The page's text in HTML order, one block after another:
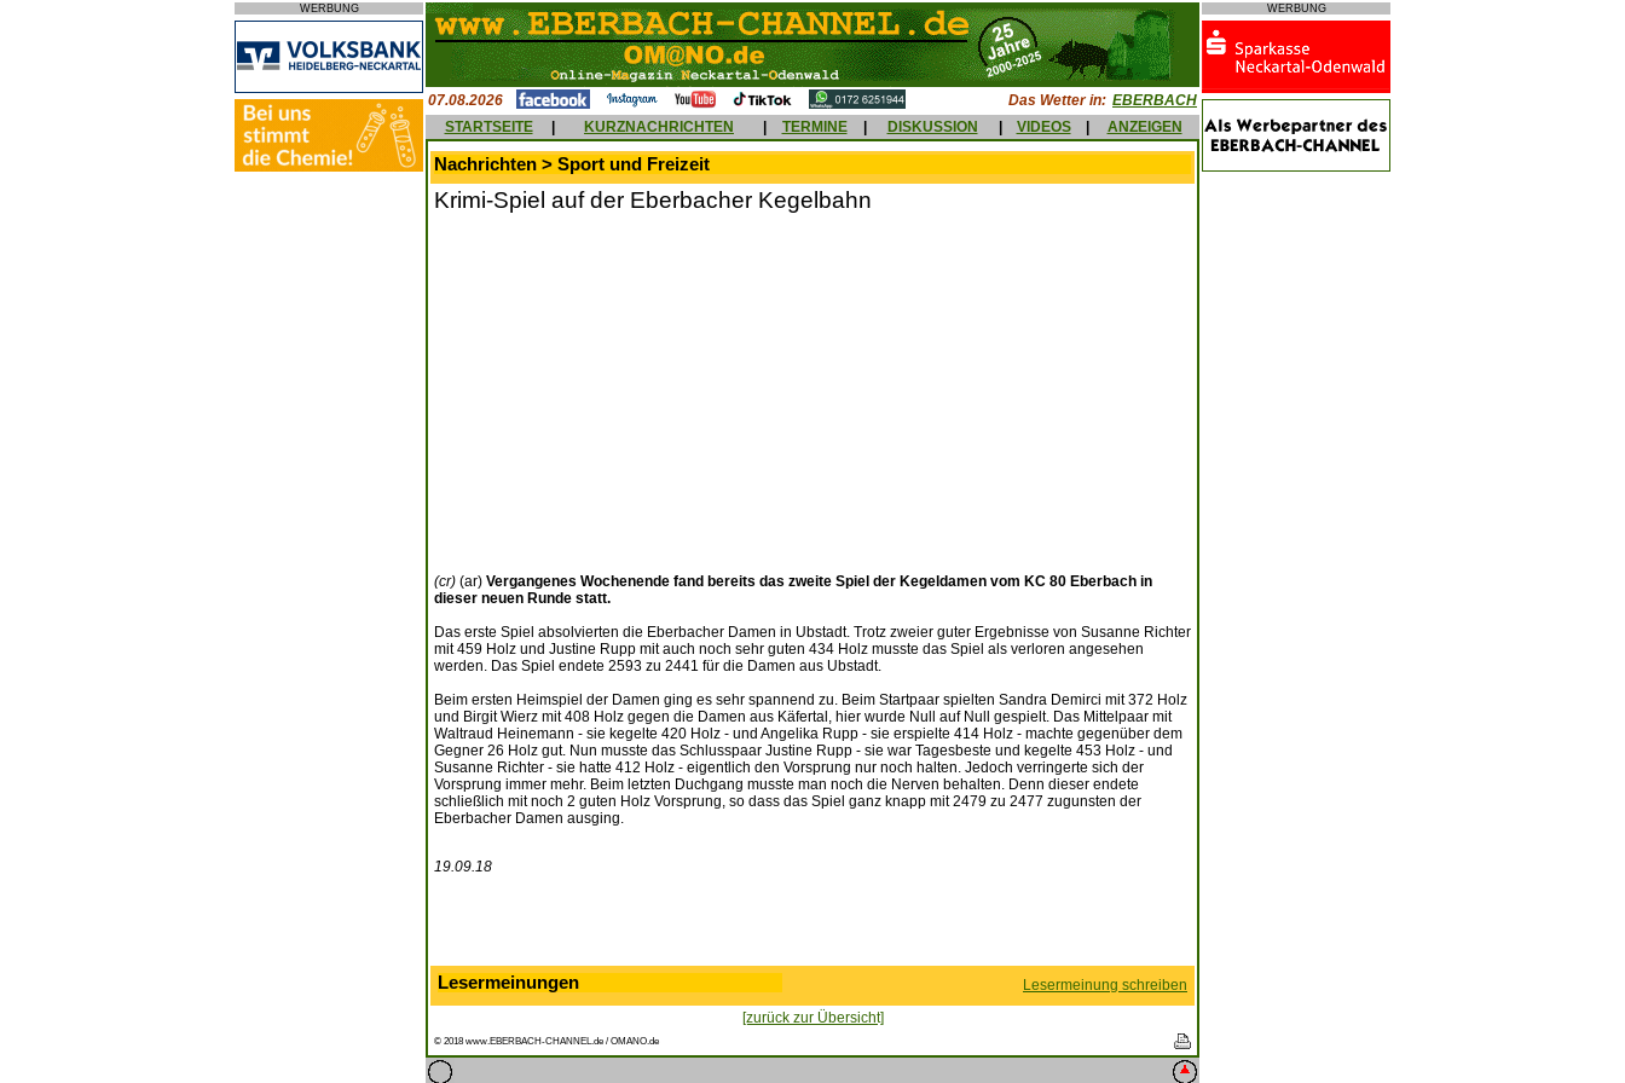
WERBUNG
07.08.2026 Das Wetter in: EBERBACH
STARTSEITE
KURZNACHRICHTEN TERMINE DISKUSSION VIDEOS ANZEIGEN
Nachrichten > Sport und Freizeit
Krimi-Spiel auf der Eberbacher Kegelbahn
(cr) (ar) Vergangenes Wochenende fand bereits das zweite Spiel der Kegeldamen vom KC 80 Eberbach in
dieser neuen Runde statt.
Das erste Spiel absolvierten die Eberbacher Damen in Ubstadt. Trotz zweier guter Ergebnisse von Susanne Richter
mit 459 Holz und Justine Rupp mit auch noch sehr guten 434 Holz musste das Spiel als verloren angesehen
werden. Das Spiel endete 2593 zu 2441 für die Damen aus Ubstadt.
Beim ersten Heimspiel der Damen ging es sehr spannend zu. Beim Startpaar spielten Sandra Demirci mit 372 Holz
und Birgit Wierz mit 408 Holz gegen die Damen aus Käfertal, hier wurde Null auf Null gespielt. Das Mittelpaar mit
Waltraud Heinemann - sie kegelte 420 Holz - und Angelika Rupp - sie erspielte 414 Holz - machte gegenüber dem
Gegner 26 Holz gut. Nun musste das Schlusspaar Justine Rupp - sie war Tagesbeste und kegelte 453 Holz - und
Susanne Richter - sie hatte 412 Holz - eigentlich den Vorsprung nur noch halten. Jedoch verringerte sich der
Vorsprung immer mehr. Beim letzten Duchgang musste man noch die Nerven behalten. Denn dieser endete
schließlich mit noch 2 guten Holz Vorsprung, so dass das Spiel ganz knapp mit 2479 zu 2477 zugunsten der
Eberbacher Damen ausging.
19.09.18
Lesermeinungen
Lesermeinung schreiben
[zurück zur Übersicht]
© 2018 www.EBERBACH-CHANNEL.de / OMANO.de
WERBUNG